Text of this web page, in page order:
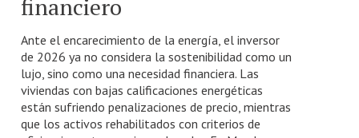
financiero
Ante el encarecimiento de la energía, el inversor
de 2026 ya no considera la sostenibilidad como un
lujo, sino como una necesidad financiera. Las
viviendas con bajas calificaciones energéticas
están sufriendo penalizaciones de precio, mientras
que los activos rehabilitados con criterios de